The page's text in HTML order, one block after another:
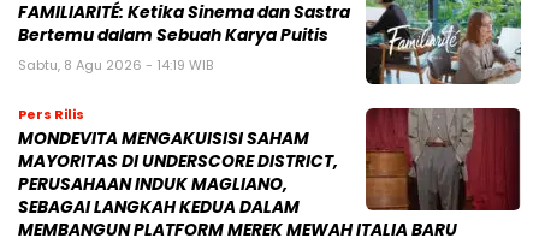
FAMILIARITÉ: Ketika Sinema dan Sastra
Bertemu dalam Sebuah Karya Puitis
Sabtu, 8 Agu 2026 - 14:19 WIB
Pers Rilis
MONDEVITA MENGAKUISISI SAHAM
MAYORITAS DI UNDERSCORE DISTRICT,
PERUSAHAAN INDUK MAGLIANO,
SEBAGAI LANGKAH KEDUA DALAM
MEMBANGUN PLATFORM MEREK MEWAH ITALIA BARU